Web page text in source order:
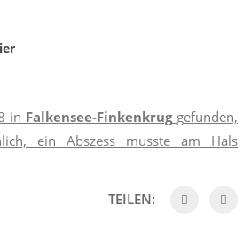
in Falkensee-Finkenkruggefunden,
ein Abszess musste am Hals
TEILEN: